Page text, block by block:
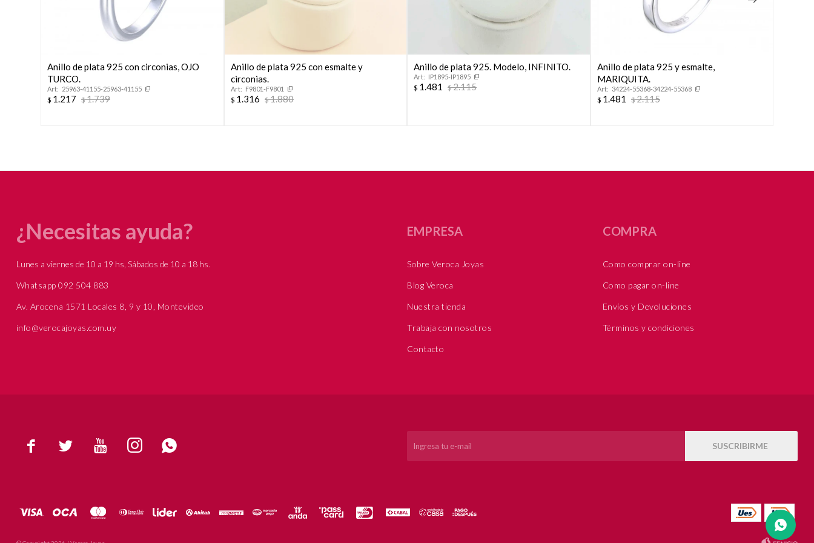
Anillo de plata 925 con circonias, OJO
TURCO.
25963-41155-25963-41155
$ 1.217 $1.739
Anillo de plata 925 con esmalte y
circonias.
F9801-F9801
$ 1.316 $1.880
Anillo de plata 925. Modelo, INFINITO.
IP1895-IP1895
$ 1.481 $2.115
Anillo de plata 925 y esmalte,
MARIQUITA.
34224-55368-34224-55368
$ 1.481 $2.115
     SUSCRIBIRME
¿Necesitas ayuda?
Lunes a viernes de 10 a 19 hs, Sábados de 10 a 18 hs.
Whatsapp 092 504 883
Av. Arocena 1571 Locales 8, 9 y 10, Montevideo
info@verocajoyas.com.uy
EMPRESA
Sobre Veroca Joyas
Blog Veroca
Nuestra tienda
Trabaja con nosotros
Contacto
COMPRA
Como comprar on-line
Como pagar on-line
Envíos y Devoluciones
Términos y condiciones